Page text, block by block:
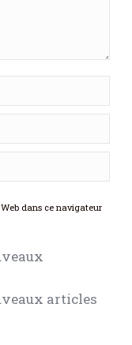
dans ce navigateur
articles